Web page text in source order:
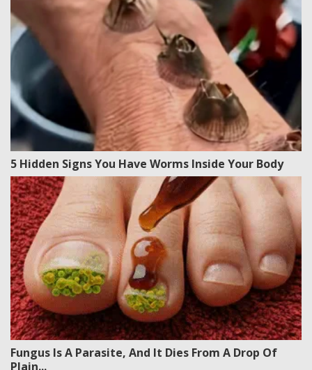
5 Hidden Signs You Have Worms Inside Your Body
Fungus Is A Parasite, And It Dies From A Drop Of
Plain...